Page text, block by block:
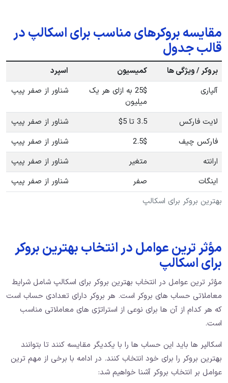
مقایسه بروکرهای مناسب برای اسکالپ در
قالب جدول
بهترین بروکر برای اسکالپ
بروکر / ویژگی ها کمیسیون
اسپرد
آلپاری
25$ به ازای هر یک
میلیون
شناور از صفر پیپ
لایت فارکس 3.5 تا 5$
شناور از صفر پیپ
فارکس چیف
2.5$
شناور از صفر پیپ
ارانته
متغیر
شناور از صفر پیپ
اینگات
صفر شناور از صفر پیپ
مؤثر ترین عوامل در انتخاب بهترین بروکر
برای اسکالپ
مؤثر ترین عوامل در انتخاب بهترین بروکر برای اسکالپ شامل شرایط
معاملاتی حساب های بروکر است. هر بروکر دارای تعدادی حساب است
که هر کدام از آن ها برای نوعی از استراتژی های معاملاتی مناسب
است.
اسکالپر ها باید این حساب ها را با یکدیگر مقایسه کنند تا بتوانند
بهترین بروکر را برای خود انتخاب کنند. در ادامه با برخی از مهم ترین
عوامل بر انتخاب بروکر آشنا خواهیم شد: